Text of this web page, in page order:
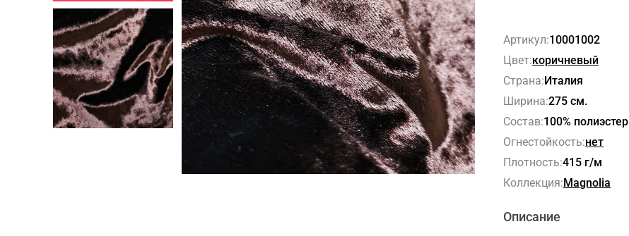
Артикул:10001002
Цвет:коричневый
Страна:Италия
Ширина:275 см.
Состав:100% полиэстер
Огнестойкость:нет
Плотность:415 г/м
Коллекция:Magnolia
Описание